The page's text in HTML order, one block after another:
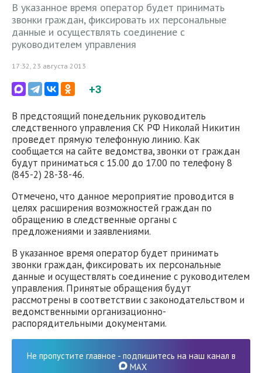
В указанное время оператор будет принимать
звонки граждан, фиксировать их персональные
данные и осуществлять соединение с
руководителем управления
17:32, 23 августа 2013
+3
В предстоящий понедельник руководитель
следственного управления СК РФ Николай Никитин
проведет прямую телефонную линию. Как
сообщается на сайте ведомства, звонки от граждан
будут приниматься с 15.00 до 17.00 по телефону 8
(845-2) 28-38-46.
Отмечено, что данное мероприятие проводится в
целях расширения возможностей граждан по
обращению в следственные органы с
предложениями и заявлениями.
В указанное время оператор будет принимать
звонки граждан, фиксировать их персональные
данные и осуществлять соединение с руководителем
управления. Принятые обращения будут
рассмотрены в соответствии с законодательством и
ведомственными организационно-
распорядительными документами.
Не пропустите главное - подпишитесь на наш канал в
MAX